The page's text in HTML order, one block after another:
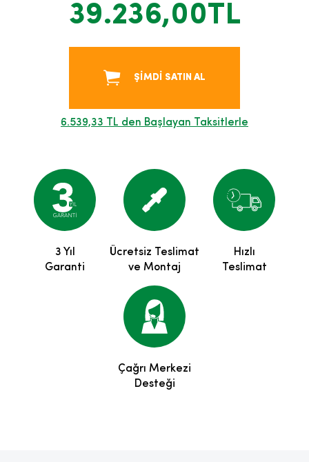
39.236,00TL
ŞİMDİ SATIN AL
6.539,33 TL den Başlayan Taksitlerle
3 Yıl
Garanti
Ücretsiz Teslimat
ve Montaj
Hızlı
Teslimat
Çağrı Merkezi
Desteği